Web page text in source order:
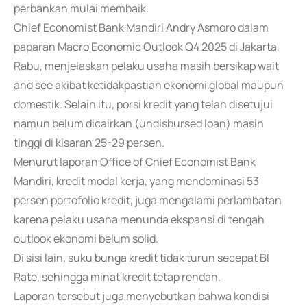
perbankan mulai membaik.
Chief Economist Bank Mandiri Andry Asmoro dalam
paparan Macro Economic Outlook Q4 2025 di Jakarta,
Rabu, menjelaskan pelaku usaha masih bersikap wait
and see akibat ketidakpastian ekonomi global maupun
domestik. Selain itu, porsi kredit yang telah disetujui
namun belum dicairkan (undisbursed loan) masih
tinggi di kisaran 25-29 persen.
Menurut laporan Office of Chief Economist Bank
Mandiri, kredit modal kerja, yang mendominasi 53
persen portofolio kredit, juga mengalami perlambatan
karena pelaku usaha menunda ekspansi di tengah
outlook ekonomi belum solid.
Di sisi lain, suku bunga kredit tidak turun secepat BI
Rate, sehingga minat kredit tetap rendah.
Laporan tersebut juga menyebutkan bahwa kondisi